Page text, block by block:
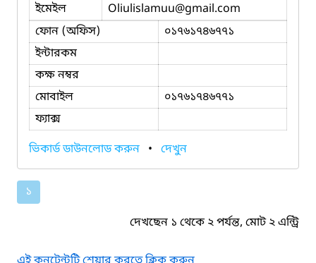
ইমেইল
Oliulislamuu@gmail.com
ফোন (অফিস)
০১৭৬১৭৪৬৭৭১
ইন্টারকম
কক্ষ নম্বর
মোবাইল
০১৭৬১৭৪৬৭৭১
ফ্যাক্স
ভিকার্ড ডাউনলোড করুন • দেখুন
১
দেখছেন ১ থেকে ২ পর্যন্ত, মোট ২ এন্ট্রি